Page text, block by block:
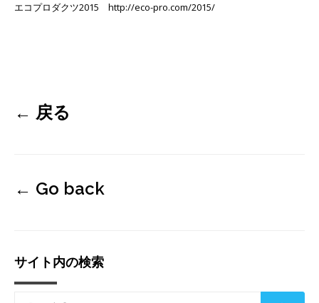
エコプロダクツ2015 http://eco-pro.com/2015/
← 戻る
← Go back
サイト内の検索